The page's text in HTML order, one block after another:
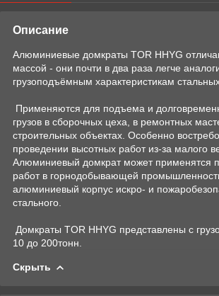
Описание
Алюминиевые домкраты TOR HHYG
массой - они почти в два раза легче
грузоподъёмным характеристикам
Применяются для подъема и
грузов в сборочных цеха, в ремонтных
строительных объектах. Особенно
проведении высотных работ из-за малого
Алюминиевый домкрат может применятся
работ в горнодобывающей
алюминиевый корпус искро- и
стального.
Домкраты TOR HHYG представлены с
10 до 200тонн.
Скрыть